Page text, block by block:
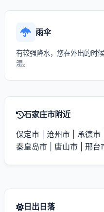
雨伞
有较强降水，您在外出的时
湿。
石家庄市附近
保定市 沧州市 承德市
秦皇岛市
唐山市 邢台
日出日落